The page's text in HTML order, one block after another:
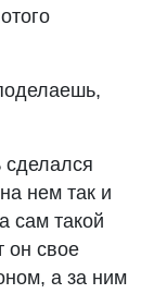
сделался
нем так и
сам такой
он свое
а за ним